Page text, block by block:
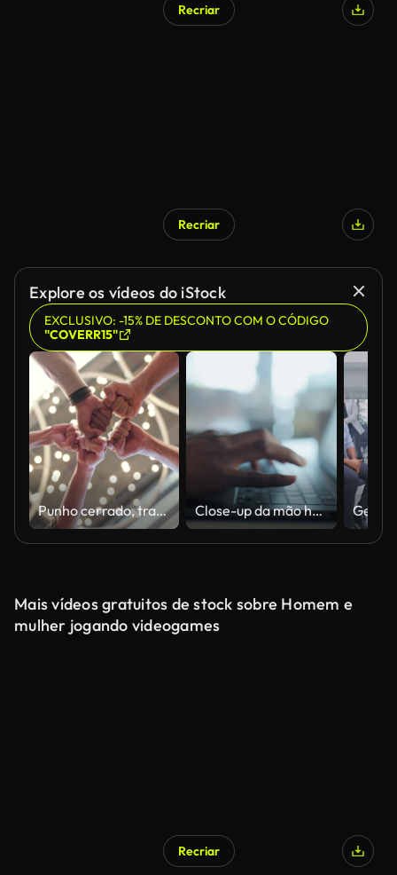
Recriar
Gerado por IA
Recriar
Explore os vídeos do iStock
EXCLUSIVO: -15% DE DESCONTO COM O CÓDIGO
"COVERR15"
Punho cerrado, trabalho em equipe e pessoas de negócios fazendo teambuilding, celebração ou colaboração no local de trabalho. Mãos, visão inferior e grupo de funcionários celebrando o sucesso, realização ou meta no escritório. Close-up da mão humana digitando no teclado do laptop no escritório.
Mais vídeos gratuitos de stock sobre Homem e
mulher jogando videogames
Recriar